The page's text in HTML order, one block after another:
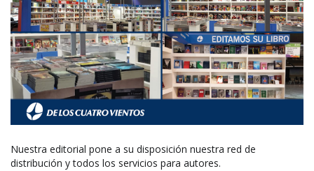
Nuestra editorial pone a su disposición nuestra red de
distribución y todos los servicios para autores.